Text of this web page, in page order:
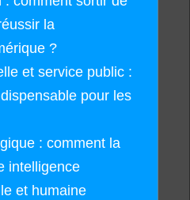
la
?
et service public :
pour les
: comment la
intelligence
et humaine